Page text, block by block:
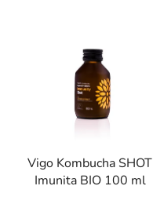
Vigo Kombucha SHOT
Imunita BIO 100 ml